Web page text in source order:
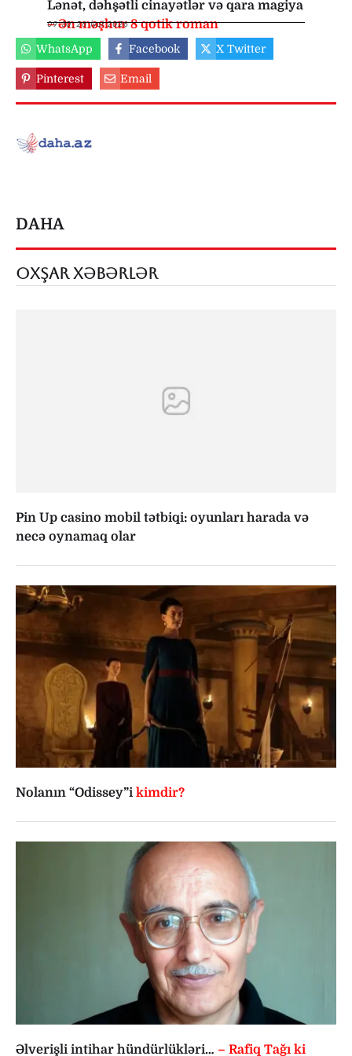
Lənət, dəhşətli cinayətlər və qara magiya
– Ən məşhur 8 qotik roman
09:30,26 İyul 2026
WhatsApp Facebook X Twitter
Pinterest Email
DAHA
OXŞAR XƏBƏRLƏR
Pin Up casino mobil tətbiqi: oyunları harada və
necə oynamaq olar
Nolanın “Odissey”i kimdir?
Əlverişli intihar hündürlükləri… – Rafiq Tağı ki